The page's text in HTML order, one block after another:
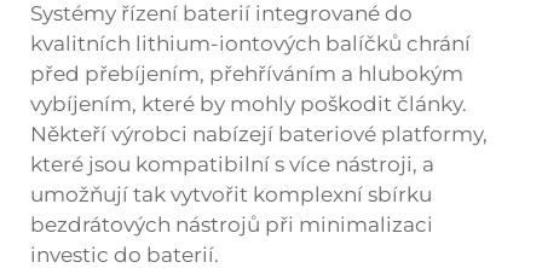
Systémy řízení baterií integrované do
kvalitních lithium-iontových balíčků chrání
před přebíjením, přehříváním a hlubokým
vybíjením, které by mohly poškodit články.
Někteří výrobci nabízejí bateriové platformy,
které jsou kompatibilní s více nástroji, a
umožňují tak vytvořit komplexní sbírku
bezdrátových nástrojů při minimalizaci
investic do baterií.